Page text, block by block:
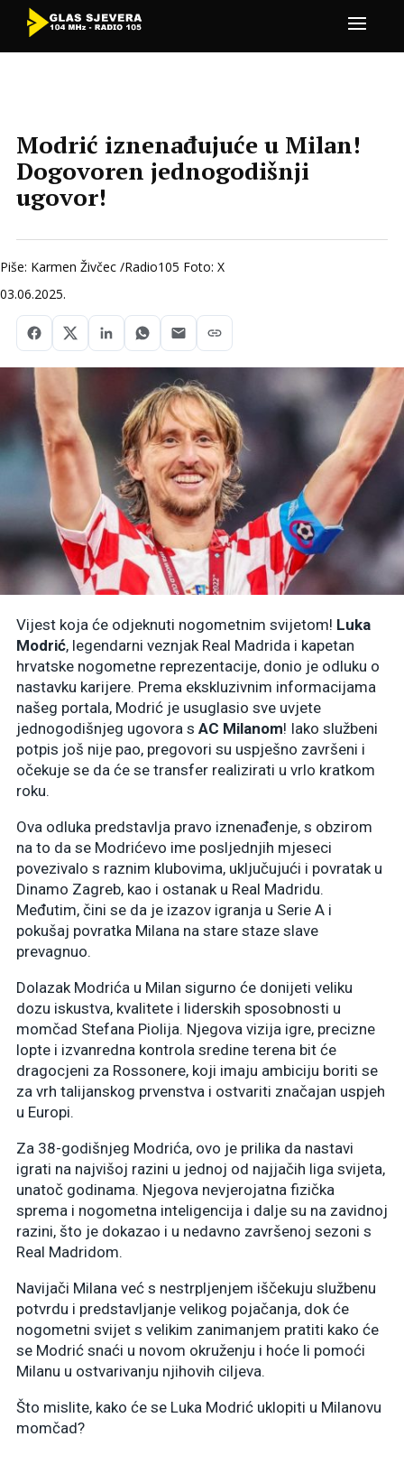
Modrić iznenađujuće u Milan!
Dogovoren jednogodišnji
ugovor!
Piše: Karmen Živčec /Radio105 Foto: X
03.06.2025.
Vijest koja će odjeknuti nogometnim svijetom! Luka
Modrić, legendarni veznjak Real Madrida i kapetan
hrvatske nogometne reprezentacije, donio je odluku o
nastavku karijere. Prema ekskluzivnim informacijama
našeg portala, Modrić je usuglasio sve uvjete
jednogodišnjeg ugovora s AC Milanom! Iako službeni
potpis još nije pao, pregovori su uspješno završeni i
očekuje se da će se transfer realizirati u vrlo kratkom
roku.
Ova odluka predstavlja pravo iznenađenje, s obzirom
na to da se Modrićevo ime posljednjih mjeseci
povezivalo s raznim klubovima, uključujući i povratak u
Dinamo Zagreb, kao i ostanak u Real Madridu.
Međutim, čini se da je izazov igranja u Serie A i
pokušaj povratka Milana na stare staze slave
prevagnuo.
Dolazak Modrića u Milan sigurno će donijeti veliku
dozu iskustva, kvalitete i liderskih sposobnosti u
momčad Stefana Piolija. Njegova vizija igre, precizne
lopte i izvanredna kontrola sredine terena bit će
dragocjeni za Rossonere, koji imaju ambiciju boriti se
za vrh talijanskog prvenstva i ostvariti značajan uspjeh
u Europi.
Za 38-godišnjeg Modrića, ovo je prilika da nastavi
igrati na najvišoj razini u jednoj od najjačih liga svijeta,
unatoč godinama. Njegova nevjerojatna fizička
sprema i nogometna inteligencija i dalje su na zavidnoj
razini, što je dokazao i u nedavno završenoj sezoni s
Real Madridom.
Navijači Milana već s nestrpljenjem iščekuju službenu
potvrdu i predstavljanje velikog pojačanja, dok će
nogometni svijet s velikim zanimanjem pratiti kako će
se Modrić snaći u novom okruženju i hoće li pomoći
Milanu u ostvarivanju njihovih ciljeva.
Što mislite, kako će se Luka Modrić uklopiti u Milanovu
momčad?